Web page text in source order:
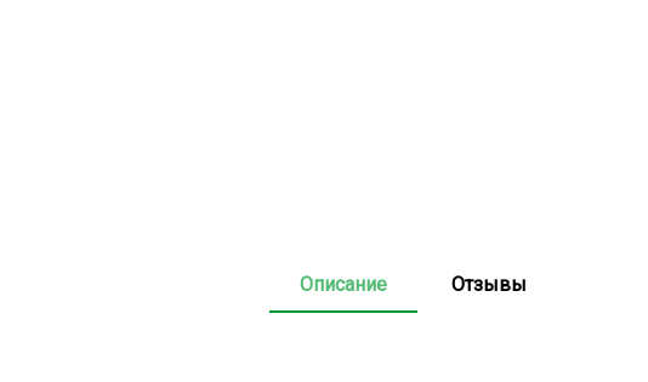
Описание Отзывы